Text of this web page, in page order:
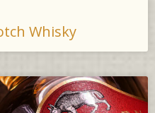
Whisky